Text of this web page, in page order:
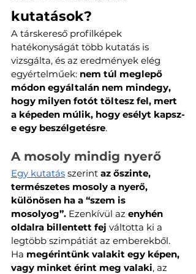
kutatások?
A társkereső profilképek
hatékonyságát több kutatás is
vizsgálta, és az eredmények elég
egyértelműek: nem túl meglepő
módon egyáltalán nem mindegy,
hogy milyen fotót töltesz fel, mert
a képeden múlik, hogy esélyt kapsz-
e egy beszélgetésre.
A mosoly mindig nyerő
Egy kutatás szerint az őszinte,
természetes mosoly a nyerő,
különösen ha a “szem is
mosolyog”. Ezenkívül az enyhén
oldalra billentett fej váltotta ki a
legtöbb szimpátiát az emberekből.
Ha megérintünk valakit egy képen,
vagy minket érint meg valaki, az